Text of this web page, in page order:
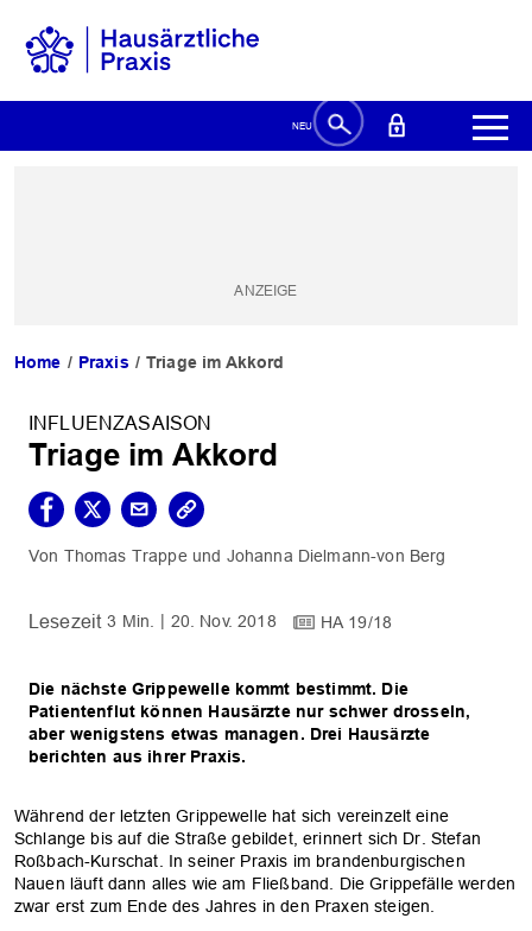
Home Praxis Triage im Akkord
INFLUENZASAISON
Triage im Akkord
Thomas Trappe Johanna Dielmann-von Berg
3 Min. 20. Nov. 2018 HA 19/18
Die nächste Grippewelle kommt bestimmt. Die
Patientenflut können Hausärzte nur schwer drosseln,
aber wenigstens etwas managen. Drei Hausärzte
berichten aus ihrer Praxis.
Während der letzten Grippewelle hat sich vereinzelt eine
Schlange bis auf die Straße gebildet, erinnert sich Dr. Stefan
Roßbach-Kurschat. In seiner Praxis im brandenburgischen
Nauen läuft dann alles wie am Fließband. Die Grippefälle werden
zwar erst zum Ende des Jahres in den Praxen steigen.